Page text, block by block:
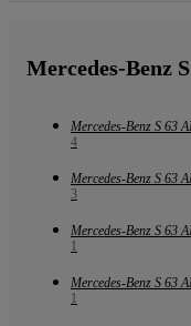
Mercedes-Benz
Mercedes-Benz S 63
4
Mercedes-Benz S 63
3
Mercedes-Benz S 63
1
Mercedes-Benz S 63
1